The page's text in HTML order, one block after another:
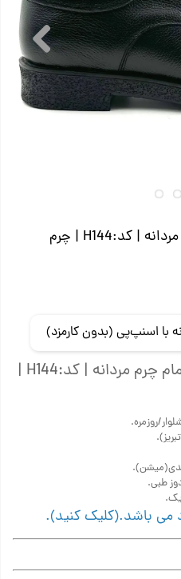
کفش اسپرت کلاسیک تمام چرم مردانه | کد:H144 | چرم
کفش اسپرت کلاسیک تمام چرم مردانه | کد:H144 |
روزمره.
طبی.
می باشد.(کلیک کنید).